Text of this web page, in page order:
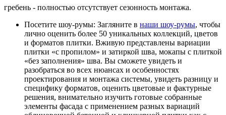
гребень - полностью отсутствует сезонность монтажа.
Посетите шоу-румы: Загляните в наши шоу-румы, чтобы
лично оценить более 50 уникальных коллекций, цветов
и форматов плитки. Вживую представлены вариации
плитки «с пропилом» и затиркой шва, мокапы с плиткой
«без заполнения» шва. Вы сможете увидеть и
разобраться во всех нюансах и особенностях
проектирования и монтажа системы, увидеть разницу и
специфику форматов, оценить цветовые и фактурные
решения, внимательно изучить готовые собранные
элементы фасада с применением разных вариаций